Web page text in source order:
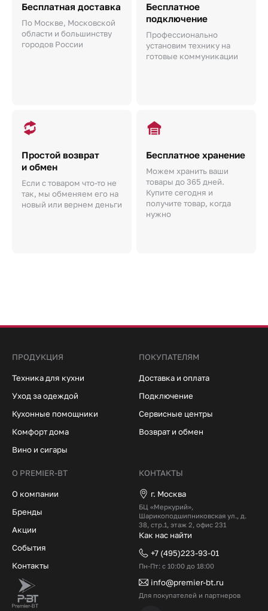
Бесплатная доставка
По Москве, Московской
области и большинству
городов России
Бесплатное
подключение
Профессионально
установим технику на
готовые коммуникации
Простой возврат
и обмен
Если с товаром что-то не
так, мы обменяем его на
новый или вернем деньги
Бесплатное хранение
Можем хранить ваши
товары до 365 дней.
Купите сегодня и
получите товар, когда
нужно
ПРОДУКЦИЯ
Техника для кухни
Уход за одеждой
Кухонные помощники
Комфорт дома
Вино и сигары
ПОКУПАТЕЛЯМ
Доставка и оплата
Подключение
Сервисные центры
Возврат и обмен
О PREMIER-BT
О компании
Бренды
Акции
События
Контакты
КОНТАКТЫ
г. Москва
БЦ «Меркурий»,
Шарикоподшипниковская ул., д.
38, стр.1, этаж 2, офис 231
Как нас найти
+7 (495)223-93-01
Пн-Пт: с 10:00 до 18:00
info@premier-bt.ru
Для покупателей и партнеров